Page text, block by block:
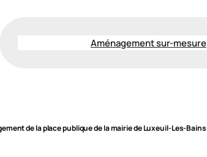
Aménagement sur-mesure
de la place publique de la mairie de Luxeuil-Les-Bains